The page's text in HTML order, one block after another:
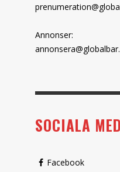
Annonser:
SOCIALA
Facebook